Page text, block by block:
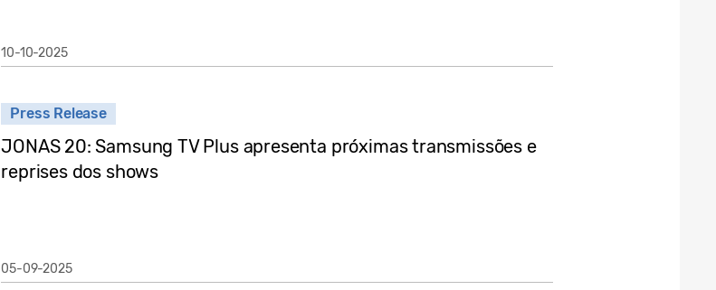
10-10-2025
Press Release
JONAS 20: Samsung TV Plus apresenta próximas transmissões e
reprises dos shows
05-09-2025